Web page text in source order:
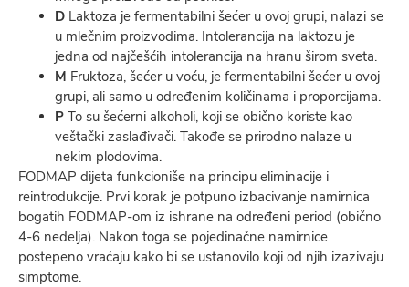
D Laktoza je fermentabilni šećer u ovoj grupi, nalazi se
u mlečnim proizvodima. Intolerancija na laktozu je
jedna od najčešćih intolerancija na hranu širom sveta.
M Fruktoza, šećer u voću, je fermentabilni šećer u ovoj
grupi, ali samo u određenim količinama i proporcijama.
P To su šećerni alkoholi, koji se obično koriste kao
veštački zaslađivači. Takođe se prirodno nalaze u
nekim plodovima.
FODMAP dijeta funkcioniše na principu eliminacije i
reintrodukcije. Prvi korak je potpuno izbacivanje namirnica
bogatih FODMAP-om iz ishrane na određeni period (obično
4-6 nedelja). Nakon toga se pojedinačne namirnice
postepeno vraćaju kako bi se ustanovilo koji od njih izazivaju
simptome.